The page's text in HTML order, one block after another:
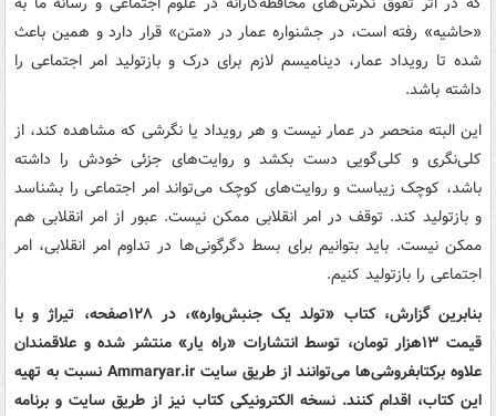
«حاشیه» رفته است، در جشنواره عمار در «متن» قرار دارد و همین باعث
شده تا رویداد عمار، دینامیسم لازم برای درک و بازتولید امر اجتماعی را
داشته باشد.
این البته منحصر در عمار نیست و هر رویداد یا نگرشی که مشاهده کند، از
کلی‌نگری و کلی‌گویی دست بکشد و روایت‌های جزئی خودش را داشته
باشد، کوچک زیباست و روایت‌های کوچک می‌تواند امر اجتماعی را بشناسد
و بازتولید کند. توقف در امر انقلابی ممکن نیست. عبور از امر انقلابی هم
ممکن نیست. باید بتوانیم برای بسط دگرگونی‌ها در تداوم امر انقلابی، امر
اجتماعی را بازتولید کنیم.
بنابرین گزارش، کتاب «تولد یک جنبش‌واره»، در ۱۲۸صفحه، تیراژ و با
قیمت ۱۳هزار تومان، توسط انتشارات «راه یار» منتشر شده و علاقمندان
علاوه برکتابفروشی‌ها می‌توانند از طریق سایت Ammaryar.ir نسبت به تهیه
این کتاب، اقدام کنند. نسخه الکترونیکی کتاب نیز از طریق سایت و برنامه